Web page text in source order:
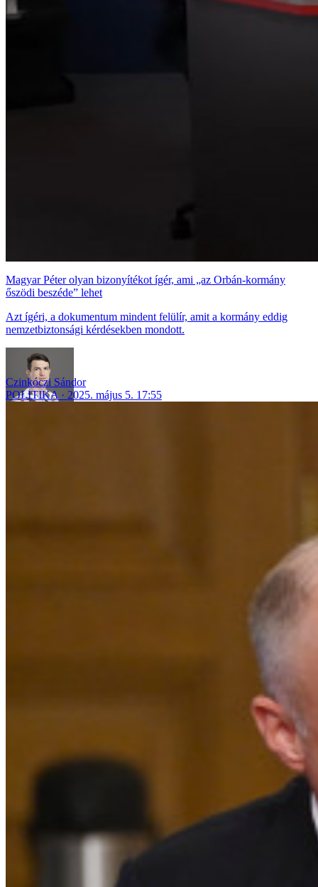
Magyar Péter olyan bizonyítékot ígér, ami „az Orbán-kormány
őszödi beszéde” lehet
Azt ígéri, a dokumentum mindent felülír, amit a kormány eddig
nemzetbiztonsági kérdésekben mondott.
Czinkóczi Sándor
POLITIKA
2025. május 5. 17:55